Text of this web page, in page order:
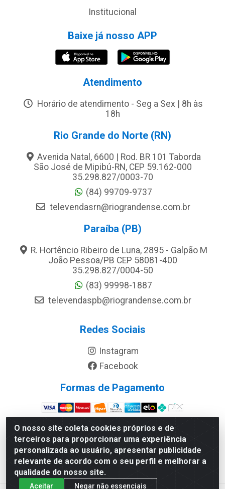
O nosso site coleta cookies próprios e de
terceiros para proporcionar uma experiência
personalizada ao usuário, apresentar publicidade
relevante de acordo com o seu perfil e melhorar a
qualidade do nosso site.
Aceitar Negar não essenciais
Institucional
Baixe já nosso APP
Atendimento
Horário de atendimento - Seg a Sex | 8h às
18h
Rio Grande do Norte (RN)
Avenida Natal, 6600 | Rod. BR 101 Taborda
São José de Mipibú-RN, CEP 59.162-000
35.298.827/0003-70
(84) 99709-9737
televendasrn@riograndense.com.br
Paraíba (PB)
R. Hortêncio Ribeiro de Luna, 2895 - Galpão M
João Pessoa/PB CEP 58081-400
35.298.827/0004-50
(83) 99998-1887
televendaspb@riograndense.com.br
Redes Sociais
Instagram
Facebook
Formas de Pagamento
Site Seguro